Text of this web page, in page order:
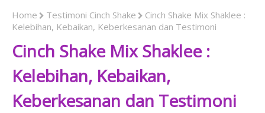
Home Testimoni Cinch Shake
Cinch Shake Mix Shaklee :
Kelebihan, Kebaikan, Keberkesanan dan Testimoni
Cinch Shake Mix Shaklee :
Kelebihan, Kebaikan,
Keberkesanan dan Testimoni